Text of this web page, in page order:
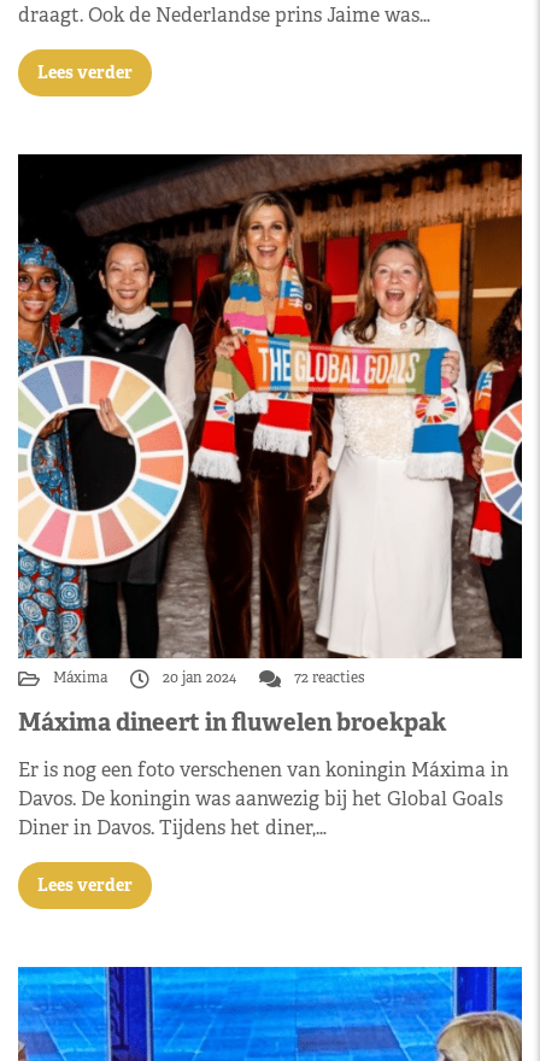
draagt. Ook de Nederlandse prins Jaime was…
Lees verder
Máxima 20 jan 2024 72 reacties
Máxima dineert in fluwelen broekpak
Er is nog een foto verschenen van koningin Máxima in
Davos. De koningin was aanwezig bij het Global Goals
Diner in Davos. Tijdens het diner,…
Lees verder